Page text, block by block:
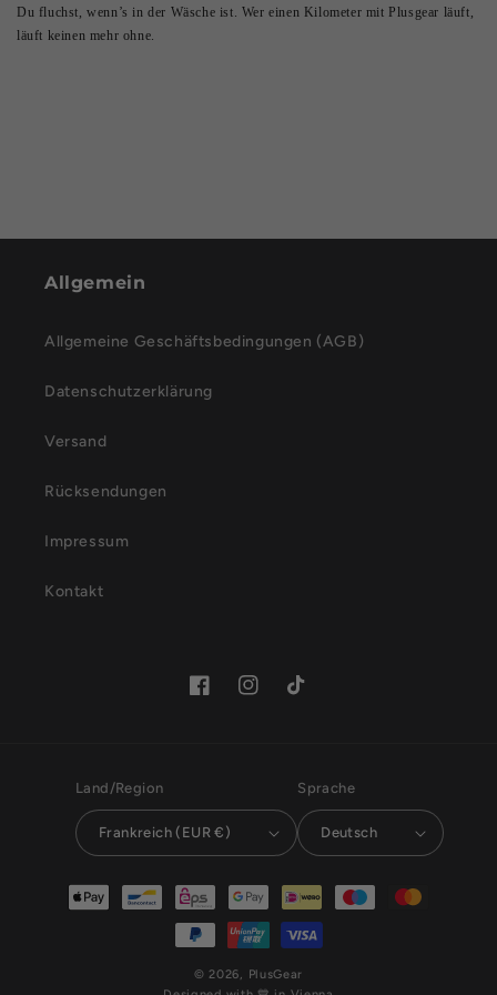
Du fluchst, wenn’s in der Wäsche ist. Wer einen Kilometer mit Plusgear läuft,
läuft keinen mehr ohne.
Allgemein
Allgemeine Geschäftsbedingungen (AGB)
Datenschutzerklärung
Versand
Rücksendungen
Impressum
Kontakt
FacebookInstagramTikTok
Land/Region
Frankreich (EUR €)
Sprache
Deutsch
Zahlungsmethoden
© 2026,
PlusGear